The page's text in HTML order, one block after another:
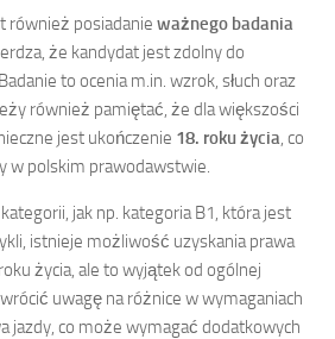
również posiadanie ważnego badania
że kandydat jest zdolny do
to ocenia m.in. wzrok, słuch oraz
również pamiętać, że dla większości
jest ukończenie 18. roku życia, co
w polskim prawodawstwie.
jak np. kategoria B1, która jest
istnieje możliwość uzyskania prawa
życia, ale to wyjątek od ogólnej
uwagę na różnice w wymaganiach
jazdy, co może wymagać dodatkowych